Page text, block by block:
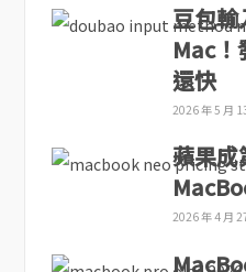
豆包輸
Mac！
還快
2026 年 5 月
蘋果成
2026 年 4 月